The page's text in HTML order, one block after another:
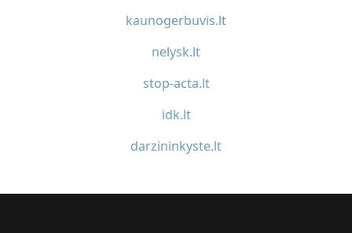
kaunogerbuvis.lt
nelysk.lt
stop-acta.lt
idk.lt
darzininkyste.lt